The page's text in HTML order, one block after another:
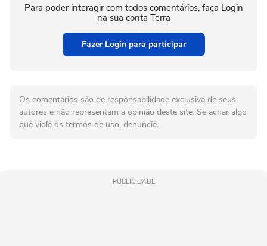
Para poder interagir com todos comentários, faça Login
na sua conta Terra
Fazer Login para participar
Os comentários são de responsabilidade exclusiva de seus
autores e não representam a opinião deste site. Se achar algo
que viole os termos de uso, denuncie.
PUBLICIDADE